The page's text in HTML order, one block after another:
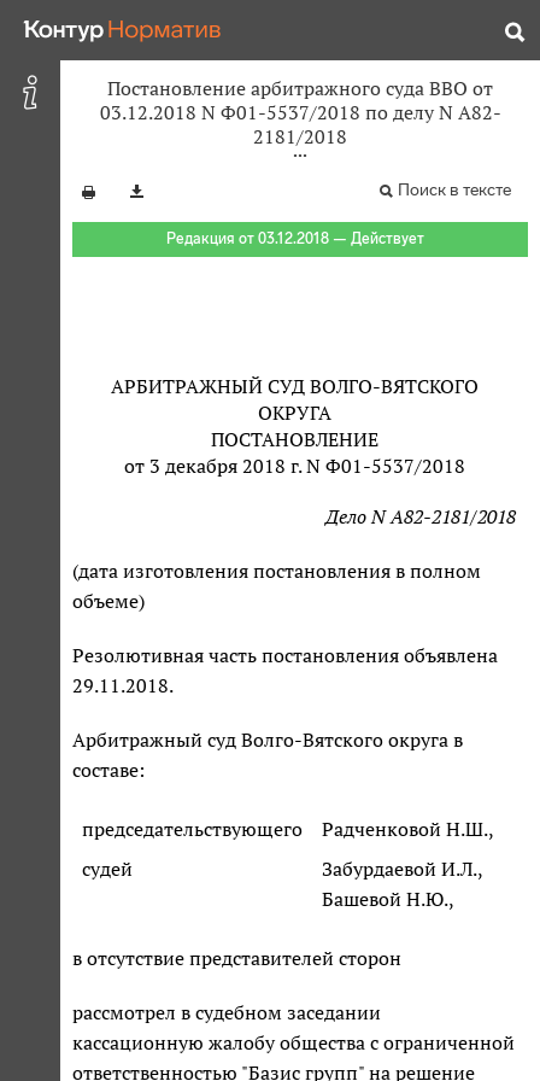
Постановление арбитражного суда ВВО от
03.12.2018 N Ф01-5537/2018 по делу N А82-
2181/2018
Поиск в тексте
Редакция от 03.12.2018 — Действует
АРБИТРАЖНЫЙ СУД ВОЛГО-ВЯТСКОГО
ОКРУГА
ПОСТАНОВЛЕНИЕ
от 3 декабря 2018 г. N Ф01-5537/2018
Дело N А82-2181/2018
(дата изготовления постановления в полном
объеме)
Резолютивная часть постановления объявлена
29.11.2018.
Арбитражный суд Волго-Вятского округа в
составе:
председательствующего
Радченковой Н.Ш.,
судей
Забурдаевой И.Л.,
Башевой Н.Ю.,
в отсутствие представителей сторон
рассмотрел в судебном заседании
кассационную жалобу общества с ограниченной
ответственностью "Базис групп" на решение